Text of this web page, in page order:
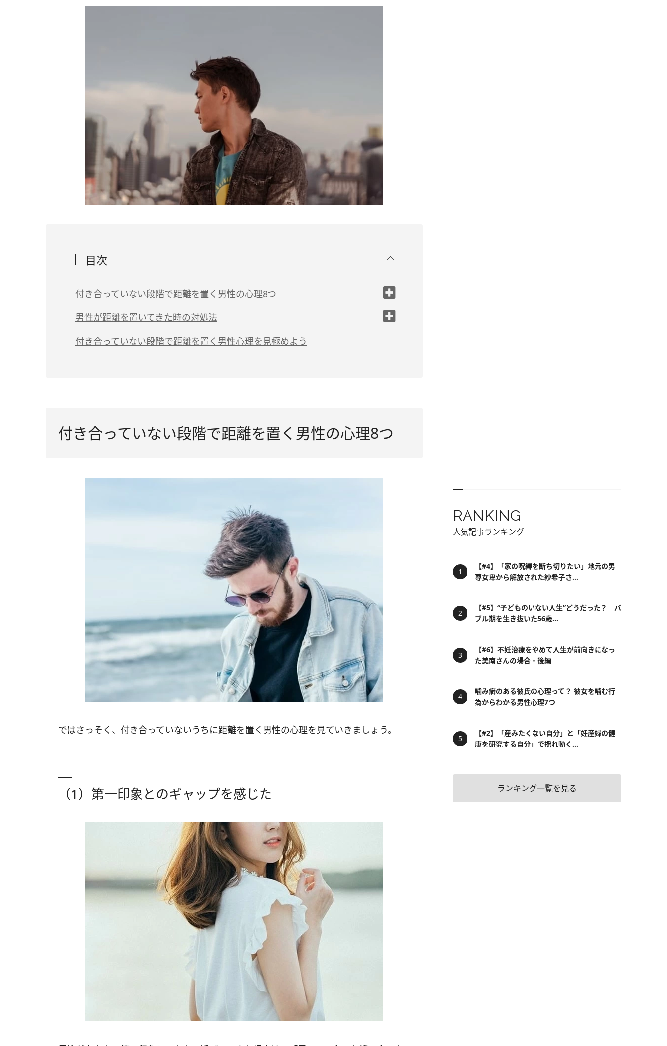
目次
付き合っていない段階で距離を置く男性の心理8つ
（1）第一印象とのギャップを感じた
（2）「付き合うのは違うな」と思った
（7）連絡を取るのが面倒
男性が距離を置いてきた時の対処法
（1）少し間を空けて連絡する
（5）新しい恋に踏み出す
付き合っていない段階で距離を置く男性心理を見極めよう
付き合っていない段階で距離を置く男性の心理8つ
ではさっそく、付き合っていないうちに距離を置く男性の心理を見ていきましょう。
（1）第一印象とのギャップを感じた
RANKING
人気記事ランキング
【#4】「家の呪縛を断ち切りたい」地元の男
尊女卑から解放された紗希子さ...
【#5】“子どものいない人生”どうだった？ バ
ブル期を生き抜いた56歳...
【#6】不妊治療をやめて人生が前向きになっ
た美南さんの場合・後編
噛み癖のある彼氏の心理って？ 彼女を噛む行
為からわかる男性心理7つ
【#2】「産みたくない自分」と「妊産婦の健
康を研究する自分」で揺れ動く...
ランキング一覧を見る